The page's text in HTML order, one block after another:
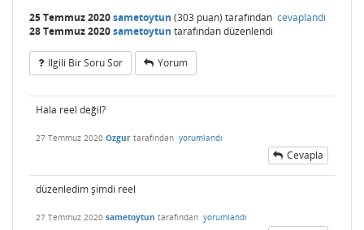
25 Temmuz 2020sametoytun (303 puan) tarafından cevaplandı
28 Temmuz 2020sametoytun tarafındandüzenlendi
Ilgili Bir Soru Sor Yorum
Hala reel değil?
27 Temmuz 2020 Ozgur tarafından yorumlandı
Cevapla
düzenledim şimdi reel
27 Temmuz 2020 sametoytun tarafından yorumlandı